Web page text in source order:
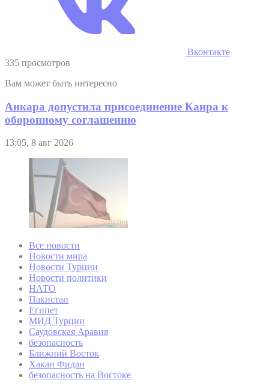
Вконтакте
335 просмотров
Вам может быть интересно
Анкара допустила присоединение Каира к
оборонному соглашению
13:05, 8 авг 2026
Все новости
Новости мира
Новости Турции
Новости политики
НАТО
Пакистан
Египет
МИД Турции
Саудовская Аравия
безопасность
Ближний Восток
Хакан Фидан
безопасность на Востоке